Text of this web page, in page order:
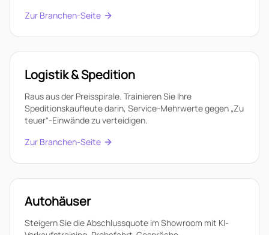
Zur Branchen-Seite
Logistik & Spedition
Raus aus der Preisspirale. Trainieren Sie Ihre
Speditionskaufleute darin, Service-Mehrwerte gegen „Zu
teuer“-Einwände zu verteidigen.
Zur Branchen-Seite
Autohäuser
Steigern Sie die Abschlussquote im Showroom mit KI-